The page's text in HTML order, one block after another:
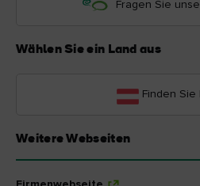
Fragen Sie
Wählen Sie ein Land aus
Finden Sie
Weitere Webseiten